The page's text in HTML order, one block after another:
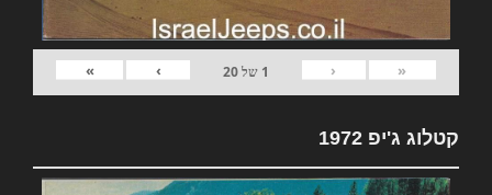
«
‹
1 של20
›
»
קטלוג ג'יפ 1972